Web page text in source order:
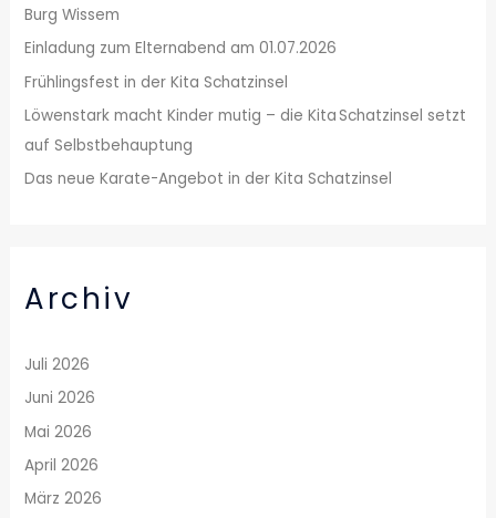
:
Burg Wissem
Einladung zum Elternabend am 01.07.2026
Frühlingsfest in der Kita Schatzinsel
Löwenstark macht Kinder mutig – die Kita Schatzinsel setzt
auf Selbstbehauptung
Das neue Karate-Angebot in der Kita Schatzinsel
Archiv
Juli 2026
Juni 2026
Mai 2026
April 2026
März 2026